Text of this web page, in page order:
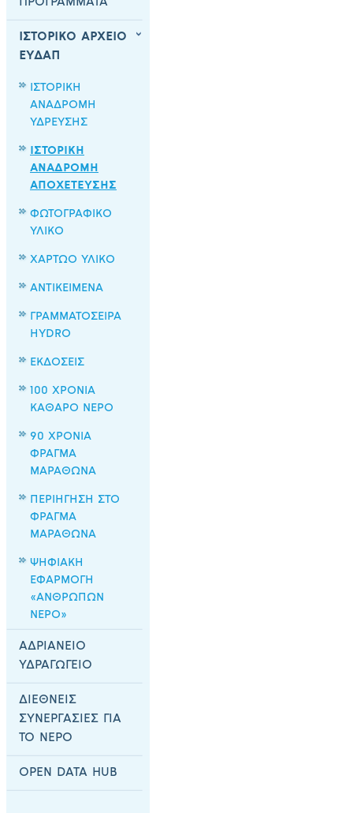
ΠΡΟΓΡΑΜΜΑΤΑ
ΙΣΤΟΡΙΚΟ ΑΡΧΕΙΟ
ΕΥΔΑΠ
ΙΣΤΟΡΙΚΗ
ΑΝΑΔΡΟΜΗ
ΥΔΡΕΥΣΗΣ
ΙΣΤΟΡΙΚΗ
ΑΝΑΔΡΟΜΗ
ΑΠΟΧΕΤΕΥΣΗΣ
ΦΩΤΟΓΡΑΦΙΚΟ
ΥΛΙΚΟ
ΧΑΡΤΩΟ ΥΛΙΚΟ
ΑΝΤΙΚΕΙΜΕΝΑ
ΓΡΑΜΜΑΤΟΣΕΙΡΑ
HYDRO
ΕΚΔΟΣΕΙΣ
100 ΧΡΟΝΙΑ
ΚΑΘΑΡΟ ΝΕΡΟ
90 ΧΡΟΝΙΑ
ΦΡΑΓΜΑ
ΜΑΡΑΘΩΝΑ
ΠΕΡΙΗΓΗΣΗ ΣΤΟ
ΦΡΑΓΜΑ
ΜΑΡΑΘΩΝΑ
ΨΗΦΙΑΚΗ
ΕΦΑΡΜΟΓΗ
«ΑΝΘΡΩΠΩΝ
ΝΕΡΟ»
ΑΔΡΙΑΝΕΙΟ
ΥΔΡΑΓΩΓΕΙΟ
ΔΙΕΘΝΕΙΣ
ΣΥΝΕΡΓΑΣΙΕΣ ΓΙΑ
ΤΟ ΝΕΡΟ
OPEN DATA HUB